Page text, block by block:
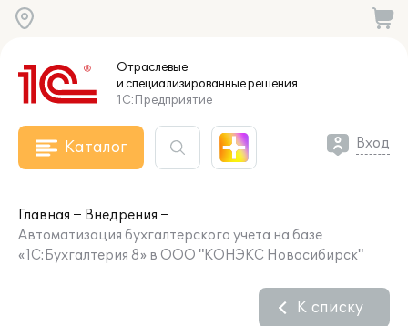
Отраслевые
и специализированныерешения
1С:Предприятие
Каталог Вход
Главная
Внедрения
Автоматизация бухгалтерского учета на базе
«1С:Бухгалтерия 8» в ООО "КОНЭКС Новосибирск"
К списку